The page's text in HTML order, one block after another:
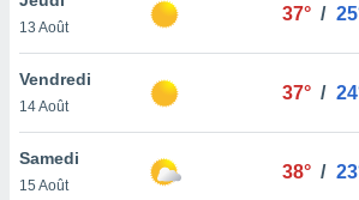
et
»,
au
vous
qu'ils
13 Août
37° /
Vendredi
14 Août
37° /
Samedi
15 Août
38° /